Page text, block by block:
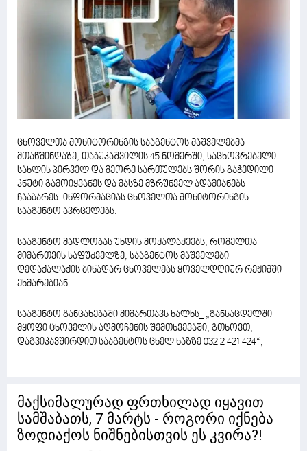
ცხოველთა მონიტორინგის სააგენტოს მაშველებმა
მთაწმინდაზე, თაბუკაშვილის 45 ნომერში, საცხოვრებელი
სახლის პირველ და მეორე სართულებს შორის გაჭედილი
კნუტი გამოიყვანეს და მასზე მზრუნველ ადამიანებს
ჩააბარეს. ინფორმაციას ცხოველთა მონიტორინგის
სააგენტო ავრცელებს.
სააგენტო მადლობას უხდის მოქალაქეებს, რომელთა
მიმართვის საფუძველზე, სააგენტოს მაშველები
დედაქალაქის ბინადარ ცხოველებს ყოველდღიურ რეჟიმში
ეხმარებიან.
სააგენტო განცახებაში მიმართავს ხალხს_ „განსაცდელში
მყოფი ცხოველის აღმოჩენის შემთხვევაში, გთხოვთ,
დაგვიკავშირდით სააგენტოს ცხელ ხაზზე 032 2 421 424“,
მაქსიმალურად ფრთხილად იყავით
სამშაბათს, 7 მარტს - როგორი იქნება
ზოდიაქოს ნიშნებისთვის ეს კვირა?!